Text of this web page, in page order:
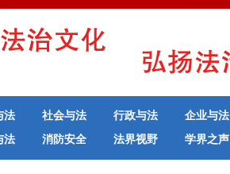
法 社会与法 行政与法 企业与法
法 消防安全 法界视野 学界之声